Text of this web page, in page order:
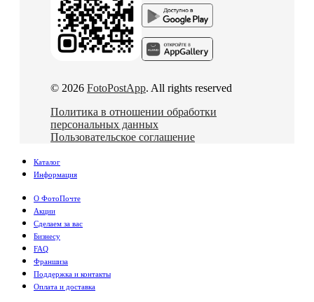
© 2026 FotoPostApp. All rights reserved
Политика в отношении обработки
персональных данных
Пользовательское соглашение
Каталог
Информация
О ФотоПочте
Акции
Сделаем за вас
Бизнесу
FAQ
Франшиза
Поддержка и контакты
Оплата и доставка